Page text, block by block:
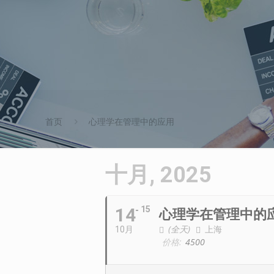
首页 心理学在管理中的应用
十月, 2025
14
10月
15 心理学在管理中的
(全天)
上海
价格: 4500